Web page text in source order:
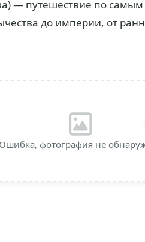
— путешествие по
до империи, от
Ошибка, фотография не